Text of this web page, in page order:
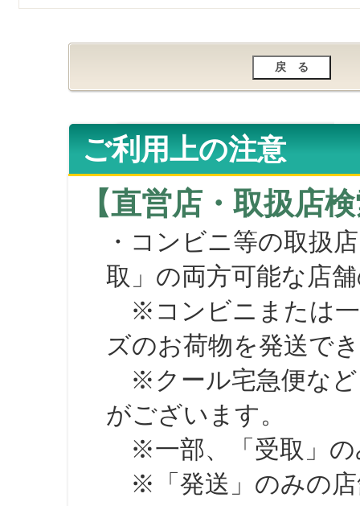
ご利用上の注意
【直営店・取扱店
・コンビニ等の取扱
取」の両方可能な店
※コンビニまたは一
ズのお荷物を発送で
※クール宅急便など
がございます。
※一部、「受取」の
※「発送」のみの店